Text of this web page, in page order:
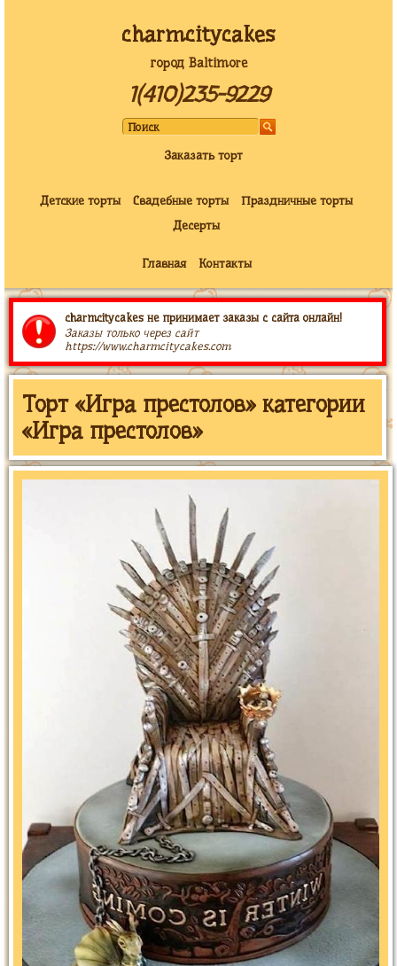
charmcitycakes
город Baltimore
1(410)235-9229
Заказать торт
Детские торты Свадебные торты
Праздничные торты
Десерты
Главная Контакты
charmcitycakes не принимает заказы с сайта онлайн!
Заказы только через сайт
https://www.charmcitycakes.com
Торт «Игра престолов» категории
«Игра престолов»